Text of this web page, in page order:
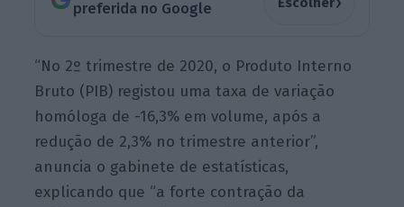
preferida no Google
“No 2º trimestre de 2020, o Produto Interno
Bruto (PIB) registou uma taxa de variação
homóloga de -16,3% em volume, após a
redução de 2,3% no trimestre anterior”,
anuncia o gabinete de estatísticas,
explicando que “a forte contração da